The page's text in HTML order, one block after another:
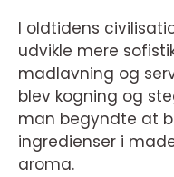
I oldtidens
udvikle mere
madlavning og
blev kogning og
man begyndte at
ingredienser i
aroma.